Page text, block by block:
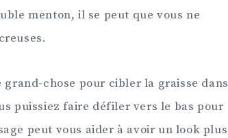
menton, il se peut que vous ne
chose pour cibler la graisse dans
puissiez faire défiler vers le bas pour
peut vous aider à avoir un look plus